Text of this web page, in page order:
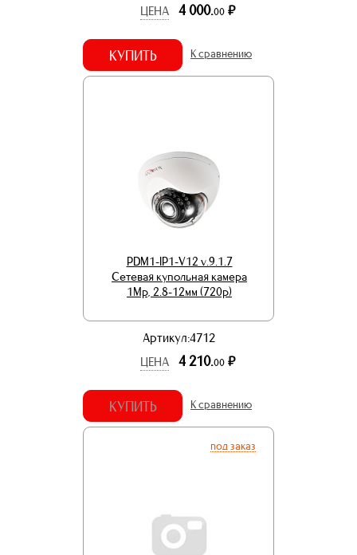
ЦЕНА
4 000.00 р.
КУПИТЬ К сравнению
PDM1-IP1-V12 v.9.1.7
Сетевая купольная камера
1Mp, 2.8-12мм (720p)
Артикул:4712
ЦЕНА
4 210.00 р.
КУПИТЬ К сравнению
под заказ